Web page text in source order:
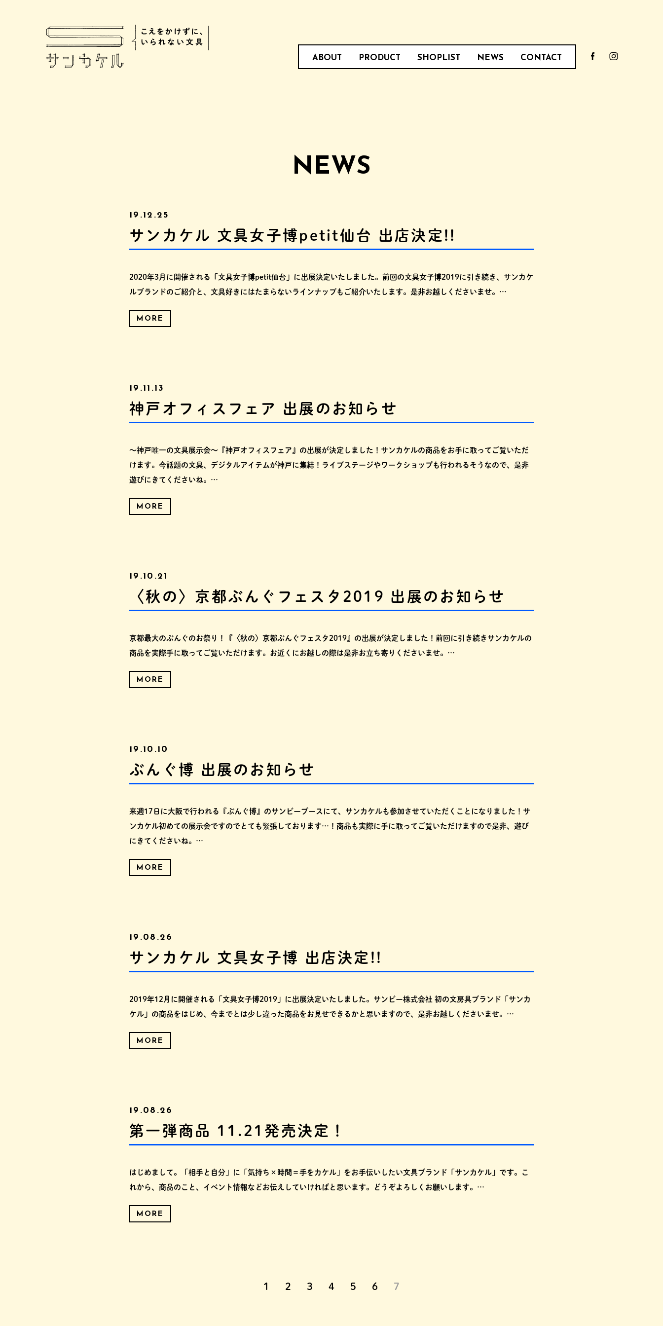
ABOUT PRODUCT SHOPLIST NEWS CONTACT
NEWS
19.12.25
サンカケル 文具女子博petit仙台 出店決定!!
2020年3月に開催される「文具女子博petit仙台」に出展決定いたしました。前回の文具女子博2019に引き続き、サンカケ
ルブランドのご紹介と、文具好きにはたまらないラインナップもご紹介いたします。是非お越しくださいませ。…
MORE
19.11.13
神戸オフィスフェア 出展のお知らせ
～神戸唯一の文具展示会～『神戸オフィスフェア』の出展が決定しました！サンカケルの商品をお手に取ってご覧いただ
けます。今話題の文具、デジタルアイテムが神戸に集結！ライブステージやワークショップも行われるそうなので、是非
遊びにきてくださいね。…
MORE
19.10.21
〈秋の〉京都ぶんぐフェスタ2019 出展のお知らせ
京都最大のぶんぐのお祭り！『〈秋の〉京都ぶんぐフェスタ2019』の出展が決定しました！前回に引き続きサンカケルの
商品を実際手に取ってご覧いただけます。お近くにお越しの際は是非お立ち寄りくださいませ。…
MORE
19.10.10
ぶんぐ博 出展のお知らせ
来週17日に大阪で行われる『ぶんぐ博』のサンビーブースにて、サンカケルも参加させていただくことになりました！サ
ンカケル初めての展示会ですのでとても緊張しております…！商品も実際に手に取ってご覧いただけますので是非、遊び
にきてくださいね。…
MORE
19.08.26
サンカケル 文具女子博 出店決定!!
2019年12月に開催される「文具女子博2019」に出展決定いたしました。サンビー株式会社 初の文房具ブランド「サンカ
ケル」の商品をはじめ、今までとは少し違った商品をお見せできるかと思いますので、是非お越しくださいませ。…
MORE
19.08.26
第一弾商品 11.21発売決定！
はじめまして。「相手と自分」に「気持ち×時間＝手をカケル」をお手伝いしたい文具ブランド「サンカケル」です。こ
れから、商品のこと、イベント情報などお伝えしていければと思います。どうぞよろしくお願いします。…
MORE
1 2 3 4 5 6 7